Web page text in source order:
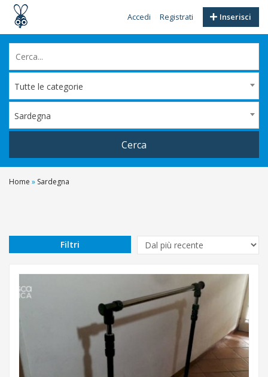
Inserisci
Accedi Registrati
Tutte le categorie
Sardegna
Cerca
Da
€
A
Home » Sardegna
Filtri